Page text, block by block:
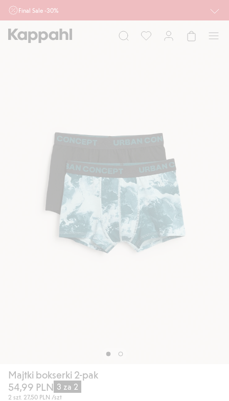
Final Sale -30%
działu outlet do 10.8 w sklepach Kappahl i Newbie oraz na kappahl.com. Ofert
nie łączymy
Majtki bokserki 2-pak
54,99 PLN 3 za 2
2 szt. 27,50 PLN /szt